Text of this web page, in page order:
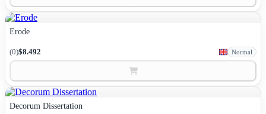
Erode
(0)$8.492 Normal
Decorum Dissertation